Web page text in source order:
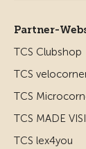
Partner-
TCS Clubshop
TCS
TCS
TCS MADE
TCS lex4you